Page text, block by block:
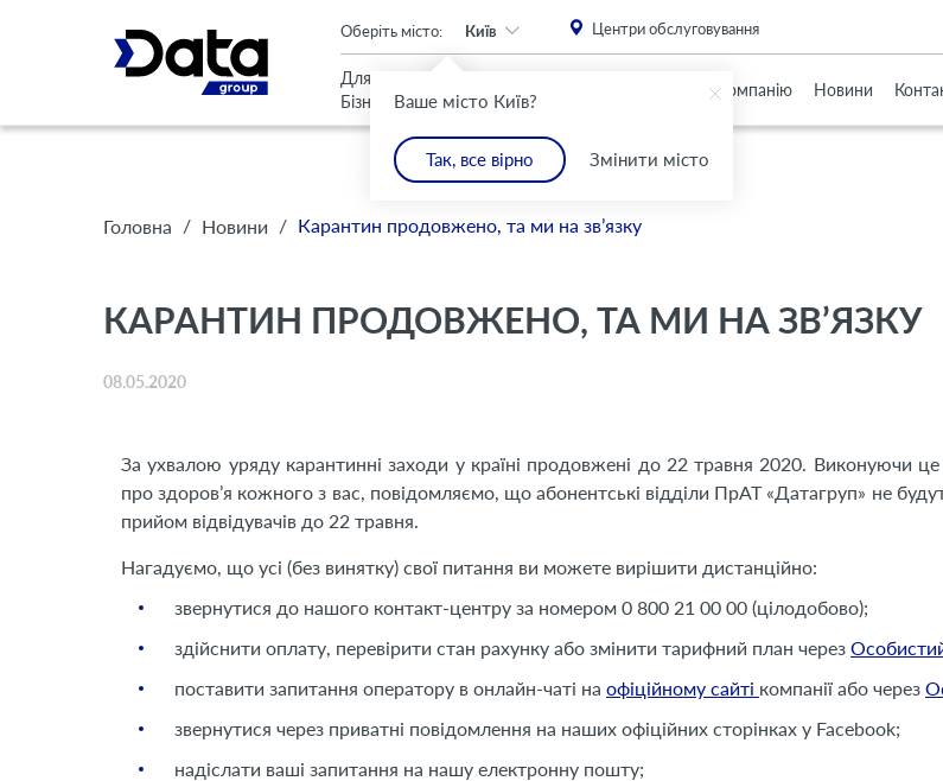
Ваше місто Київ?
Так, все вірно Змінити місто
Оберіть місто: Київ Центри обслуговування
Для
Бізнесу
Дому
Про Компанію Новини
Головна / Новини / Карантин продовжено, та ми на зв’язку
КАРАНТИН ПРОДОВЖЕНО, ТА МИ НА ЗВ’ЯЗКУ
08.05.2020
За ухвалою уряду карантинні заходи у країні продовжені до 22 травня 2020. Виконуючи
про здоров’я кожного з вас, повідомляємо, що абонентські відділи ПрАТ «Датагруп» не
прийом відвідувачів до 22 травня.
Нагадуємо, що усі (без винятку) свої питання ви можете вирішити дистанційно:
звернутися до нашого контакт-центру за номером 0 800 21 00 00 (цілодобово);
здійснити оплату, перевірити стан рахунку або змінити тарифний план через
поставити запитання оператору в онлайн-чаті на офіційному сайті компанії або через
звернутися через приватні повідомлення на наших офіційних сторінках у Facebook;
надіслати ваші запитання на нашу електронну пошту;
An important update (Chrome 143) is available for your browser. Please install this critical browser update